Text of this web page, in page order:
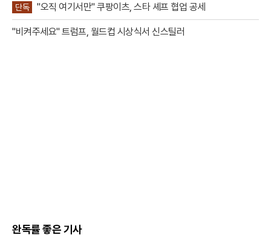
단독 "오직 여기서만" 쿠팡이츠, 스타 셰프 협업 공세
"비켜주세요" 트럼프, 월드컵 시상식서 신스틸러
완독률 좋은 기사